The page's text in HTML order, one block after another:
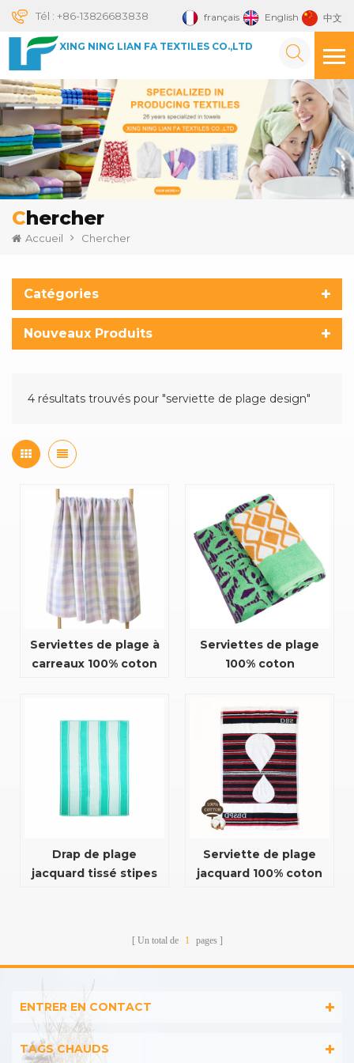
français English 中文
Tél : +86-13826683838
XING NING LIAN FA TEXTILES CO.,LTD
Chercher
Accueil Chercher
Catégories
Nouveaux Produits
4 résultats trouvés pour "serviette de plage design"
Serviettes de plage à
carreaux 100% coton
Serviettes de plage
100% coton
jacquard de
conception
Drap de plage
jacquard tissé stipes
Serviette de plage
jacquard 100% coton
Un total de 1 pages
ENTRER EN CONTACT
TAGS CHAUDS